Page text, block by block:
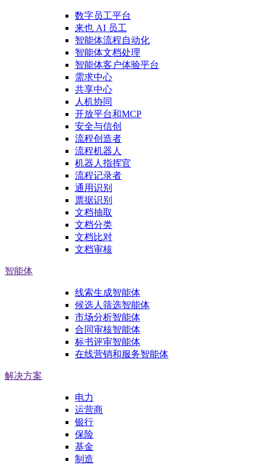
数字员工平台
来也 AI 员工
智能体流程自动化
智能体文档处理
智能体客户体验平台
需求中心
共享中心
人机协同
开放平台和MCP
安全与信创
流程创造者
流程机器人
机器人指挥官
流程记录者
通用识别
票据识别
文档抽取
文档分类
文档比对
文档审核
智能体
线索生成智能体
候选人筛选智能体
市场分析智能体
合同审核智能体
标书评审智能体
在线营销和服务智能体
解决方案
电力
运营商
银行
保险
基金
制造